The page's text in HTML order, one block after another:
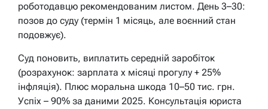
роботодавцю рекомендованим листом. День 3–30:
позов до суду (термін 1 місяць, але воєнний стан
подовжує).
Суд поновить, виплатить середній заробіток
(розрахунок: зарплата х місяці прогулу + 25%
інфляція). Плюс моральна шкода 10–50 тис. грн.
Успіх – 90% за даними 2025. Консультація юриста